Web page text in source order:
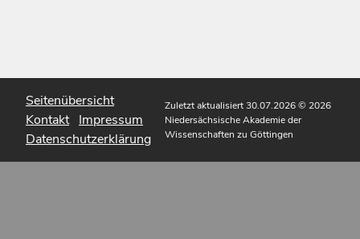
Seitenübersicht
Kontakt Impressum
Datenschutzerklärung
Zuletzt aktualisiert 30.07.2026© 2026
Niedersächsische Akademie der
Wissenschaften zu Göttingen